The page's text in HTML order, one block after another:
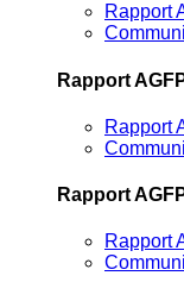
Rapport
Rapport
Rapport
Rapport
Rapport